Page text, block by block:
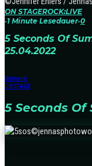
ON STAGEROCK:LIVE
·1 Minute Lesedauer·0
5 Seconds Of
25.04.2022
Startseite
ON STAGE
5 Seconds